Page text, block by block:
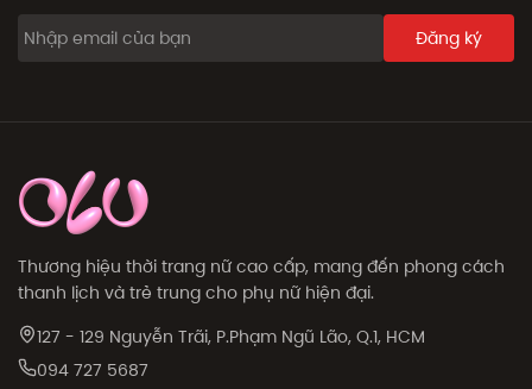
Đăng ký
Thương hiệu thời trang nữ cao cấp, mang đến phong cách
thanh lịch và trẻ trung cho phụ nữ hiện đại.
127 - 129 Nguyễn Trãi, P.Phạm Ngũ Lão, Q.1, HCM
094 727 5687